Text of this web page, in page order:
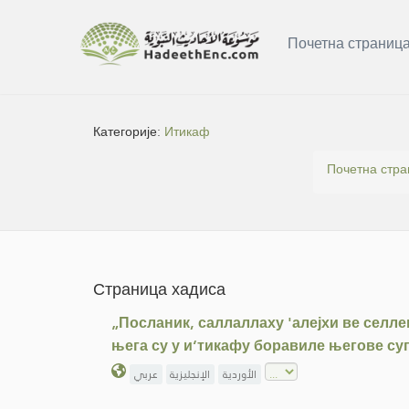
Почетна
Категорије: Итикаф
Почетна
Страница хадиса
„Посланик, саллаллаху 'алејхи ве
њега су у и‘тикафу боравиле његове
عربي الإنجليزية الأوردية